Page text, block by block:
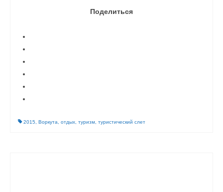
Поделиться
2015 Воркута отдых туризм туристический слет